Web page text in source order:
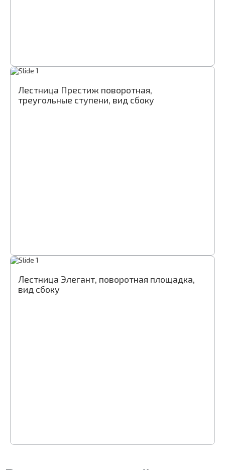
Лестница Престиж поворотная,
треугольные ступени, вид сбоку
Лестница Элегант, поворотная площадка,
вид сбоку